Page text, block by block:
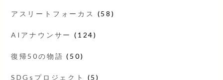
アスリートフォーカス (58)
AIアナウンサー (124)
復帰50の物語 (50)
SDGsプロジェクト (5)